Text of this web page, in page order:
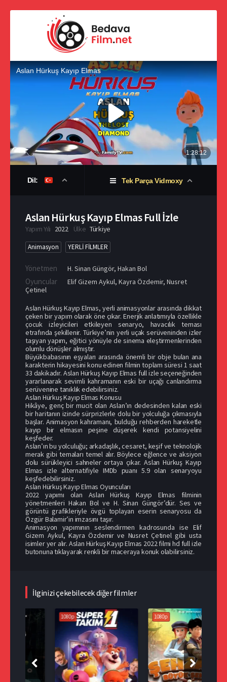
Dil: Tek Parça Vidmoxy
Aslan Hürkuş Kayıp Elmas Full İzle
Yapım Yılı 2022 Ülke Türkiye
Animasyon YERLİ FİLMLER
Yönetmen H. Sinan Güngör, Hakan Bol
Oyuncular Elif Gizem Aykul, Kayra Özdemir, Nusret
Çetinel
Aslan Hürkuş Kayıp Elmas, yerli animasyonlar arasında dikkat
çeken bir yapım olarak öne çıkar. Enerjik anlatımıyla özellikle
çocuk izleyicileri etkileyen senaryo, havacılık teması
etrafında şekillenir. Türkiye’nin yerli uçak serüveninden izler
taşıyan yapım, eğitici yönüyle de sinema eleştirmenlerinden
olumlu dönüşler almıştır.
Büyükbabasının eşyaları arasında önemli bir obje bulan ana
karakterin hikayesini konu edinen filmin toplam süresi 1 saat
33 dakikadır. Aslan Hürkuş Kayıp Elmas full izle seçeneğinden
yararlanarak sevimli kahramanın eski bir uçağı canlandırma
serüvenine tanıklık edebilirsiniz.
Aslan Hürkuş Kayıp Elmas Konusu
Hikâye, genç bir mucit olan Aslan’ın dedesinden kalan eski
bir haritanın izinde sürprizlerle dolu bir yolculuğa çıkmasıyla
başlar. Animasyon kahramanı, bulduğu rehberden hareketle
kayıp bir elmasın peşine düşerek kendi potansiyelini
keşfeder.
Aslan’ın bu yolculuğu; arkadaşlık, cesaret, keşif ve teknolojik
merak gibi temaları temel alır. Böylece eğlence ve aksiyon
dolu sürükleyici sahneler ortaya çıkar. Aslan Hürkuş Kayıp
Elmas izle alternatifiyle IMDb puanı 5.9 olan senaryoyu
keşfedebilirsiniz.
Aslan Hürkuş Kayıp Elmas Oyuncuları
2022 yapımı olan Aslan Hürkuş Kayıp Elmas filminin
yönetmenleri Hakan Bol ve H. Sinan Güngör’dür. Ses ve
görüntü grafikleriyle övgü toplayan eserin senaryosu da
Özgür Balamir’in imzasını taşır.
Animasyon yapımının seslendirmen kadrosunda ise Elif
Gizem Aykul, Kayra Özdemir ve Nusret Çetinel gibi usta
isimler yer alır. Aslan Hürkuş Kayıp Elmas 2022 filmi hd full izle
butonuna tıklayarak renkli bir maceraya konuk olabilirsiniz.
İlginizi çekebilecek diğer filmler